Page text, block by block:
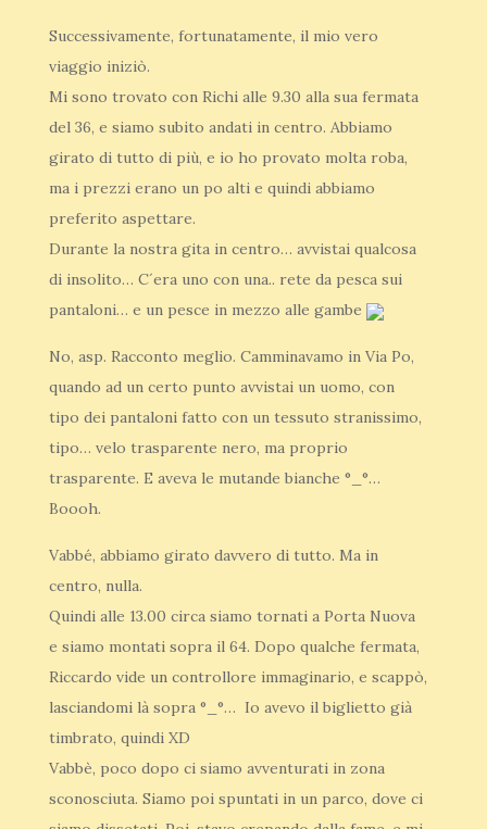
Successivamente, fortunatamente, il mio vero
viaggio iniziò.
Mi sono trovato con Richi alle 9.30 alla sua fermata
del 36, e siamo subito andati in centro. Abbiamo
girato di tutto di più, e io ho provato molta roba,
ma i prezzi erano un po alti e quindi abbiamo
preferito aspettare.
Durante la nostra gita in centro… avvistai qualcosa
di insolito… C´era uno con una.. rete da pesca sui
pantaloni… e un pesce in mezzo alle gambe
No, asp. Racconto meglio. Camminavamo in Via Po,
quando ad un certo punto avvistai un uomo, con
tipo dei pantaloni fatto con un tessuto stranissimo,
tipo… velo trasparente nero, ma proprio
trasparente. E aveva le mutande bianche °_°…
Boooh.
Vabbé, abbiamo girato davvero di tutto. Ma in
centro, nulla.
Quindi alle 13.00 circa siamo tornati a Porta Nuova
e siamo montati sopra il 64. Dopo qualche fermata,
Riccardo vide un controllore immaginario, e scappò,
lasciandomi là sopra °_°… Io avevo il biglietto già
timbrato, quindi XD
Vabbè, poco dopo ci siamo avventurati in zona
sconosciuta. Siamo poi spuntati in un parco, dove ci